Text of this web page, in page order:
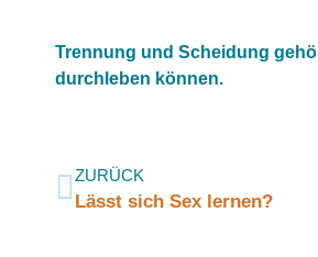
Trennung und Scheidung
durchleben können.
ZURÜCK
Lässt sich Sex lernen?